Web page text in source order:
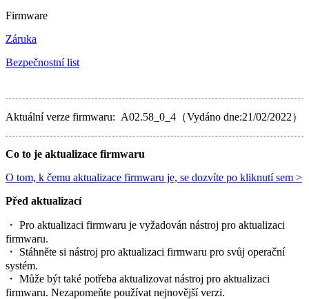
Firmware
Záruka
Bezpečnostní list
Aktuální verze firmwaru: A02.58_0_4（Vydáno dne:21/02/2022）
Co to je aktualizace firmwaru
O tom, k čemu aktualizace firmwaru je, se dozvíte po kliknutí sem >
Před aktualizací
・ Pro aktualizaci firmwaru je vyžadován nástroj pro aktualizaci
firmwaru.
・ Stáhněte si nástroj pro aktualizaci firmwaru pro svůj operační
systém.
・ Může být také potřeba aktualizovat nástroj pro aktualizaci
firmwaru. Nezapomeňte používat nejnovější verzi.